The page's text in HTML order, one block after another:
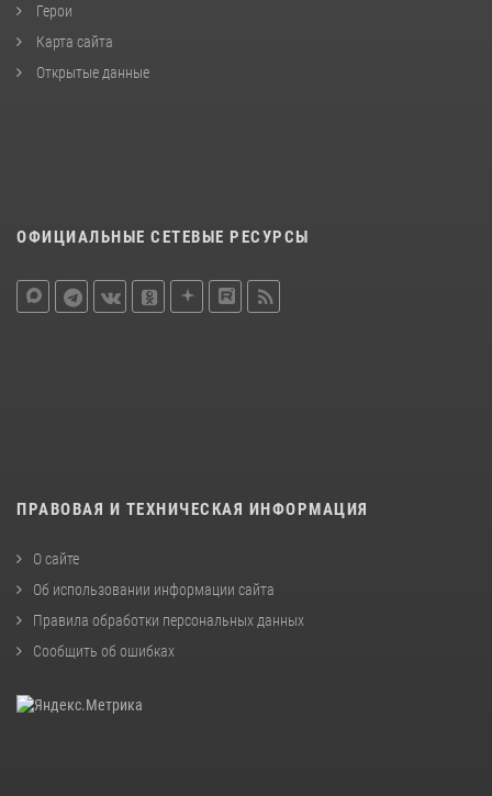
Герои
Карта сайта
Открытые данные
ОФИЦИАЛЬНЫЕ СЕТЕВЫЕ РЕСУРСЫ
ПРАВОВАЯ И ТЕХНИЧЕСКАЯ ИНФОРМАЦИЯ
О сайте
Об использовании информации сайта
Правила обработки персональных данных
Сообщить об ошибках